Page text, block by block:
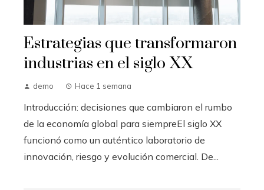
Estrategias que transformaron
industrias en el siglo XX
demo Hace 1 semana
Introducción: decisiones que cambiaron el rumbo
de la economía global para siempreEl siglo XX
funcionó como un auténtico laboratorio de
innovación, riesgo y evolución comercial. De...